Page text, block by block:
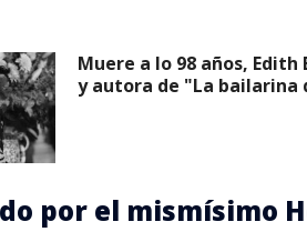
Muere a lo 98 años,
y autora de "La bailarina
por el mismísimo